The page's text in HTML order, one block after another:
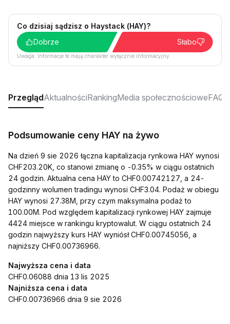
Co dzisiaj sądzisz o Haystack (HAY)?
Dobrze
Słabo
Uwaga: Informacje te mają charakter wyłącznie informacyjny.
PrzeglądAktualnościRankingMedia społecznościoweFAQ
Podsumowanie ceny HAY na żywo
Na dzień 9 sie 2026 łączna kapitalizacja rynkowa HAY wynosi
CHF203.20K, co stanowi zmianę o -0.35% w ciągu ostatnich
24 godzin. Aktualna cena HAY to CHF0.00742127, a 24-
godzinny wolumen tradingu wynosi CHF3.04. Podaż w obiegu
HAY wynosi 27.38M, przy czym maksymalna podaż to
100.00M. Pod względem kapitalizacji rynkowej HAY zajmuje
4424 miejsce w rankingu kryptowalut. W ciągu ostatnich 24
godzin najwyższy kurs HAY wyniósł CHF0.00745056, a
najniższy CHF0.00736966.
Najwyższa cena i data
CHF0.06088 dnia 13 lis 2025
Najniższa cena i data
CHF0.00736966 dnia 9 sie 2026